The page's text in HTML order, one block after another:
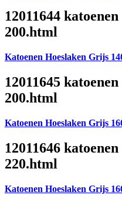
12011644
200.html
Katoenen Hoeslaken Grijs
12011645
200.html
Katoenen Hoeslaken Grijs
12011646
220.html
Katoenen Hoeslaken Grijs